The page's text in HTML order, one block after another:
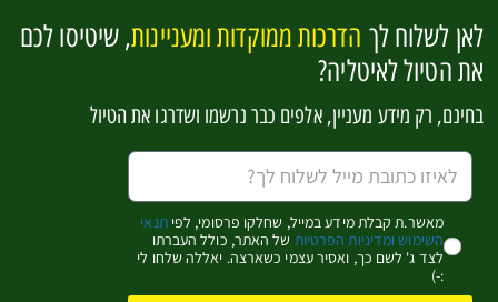
מידע רלוונטי נוסף שאולי יעניין
אותך:
לאן לשלוח לך הדרכות ממוקדות ומעניינות, שיטיסו לכם
את הטיול לאיטליה?
בחינם, רק מידע מעניין, אלפים כבר נרשמו ושדרגו את הטיול
מאשר.ת קבלת מידע במייל, שחלקו פרסומי, לפיתנאי
השימוש ומדיניות הפרטיות של האתר, כולל העברתו
לצד ג' לשם כך, ואסיר עצמי כשארצה. יאללה שלחו לי
:-)